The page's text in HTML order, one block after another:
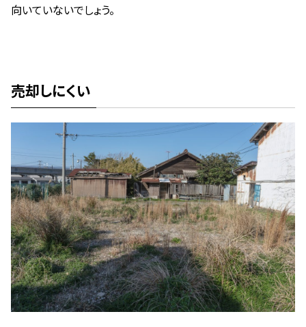
向いていないでしょう。
売却しにくい